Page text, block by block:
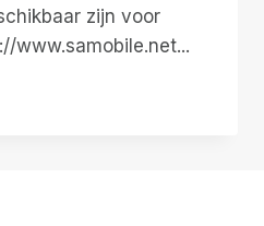
zijn voor
www.samobile.net...